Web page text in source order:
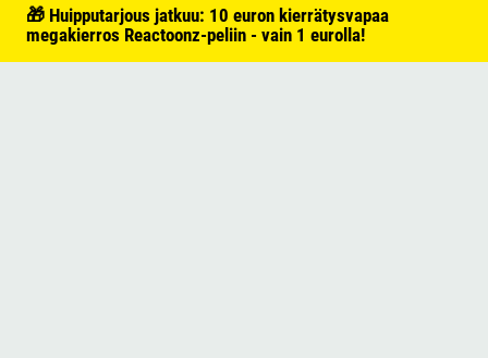
🎁 Huipputarjous jatkuu: 10 euron kierrätysvapaa
megakierros Reactoonz-peliin - vain 1 eurolla!